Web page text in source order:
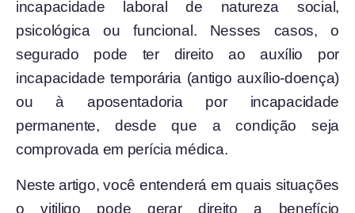
incapacidade laboral de natureza social,
psicológica ou funcional. Nesses casos, o
segurado pode ter direito ao auxílio por
incapacidade temporária (antigo auxílio-doença)
ou à aposentadoria por incapacidade
permanente, desde que a condição seja
comprovada em perícia médica.
Neste artigo, você entenderá em quais situações
o vitiligo pode gerar direito a benefício